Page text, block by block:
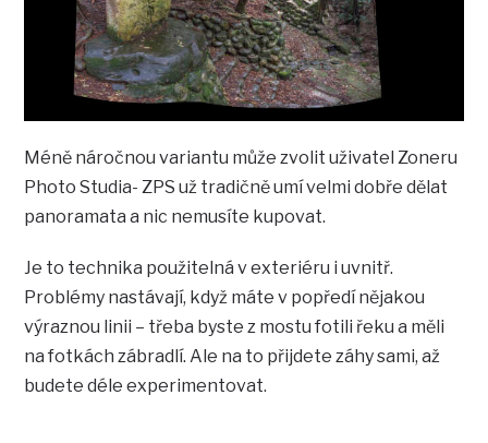
Méně náročnou variantu může zvolit uživatel Zoneru
Photo Studia- ZPS už tradičně umí velmi dobře dělat
panoramata a nic nemusíte kupovat.
Je to technika použitelná v exteriéru i uvnitř.
Problémy nastávají, když máte v popředí nějakou
výraznou linii – třeba byste z mostu fotili řeku a měli
na fotkách zábradlí. Ale na to přijdete záhy sami, až
budete déle experimentovat.